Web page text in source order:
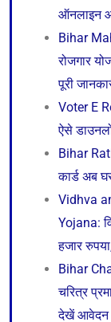
ऑनलाइन
Bihar
रोजगार
पूरी
Voter E
ऐसे
Bihar
कार्ड अब
Vidhva
Yojana:
हजार
Bihar
चरित्र
देखें आवेदन